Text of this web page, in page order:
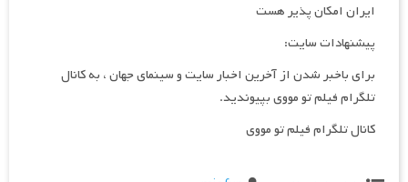
ایران امکان پذیر هست
پیشنهادات سایت:
برای باخبر شدن از آخرین اخبار سایت و سینمای جهان ، به کانال
تلگرام فیلم تو مووی بپیوندید.
کانال تلگرام فیلم تو مووی